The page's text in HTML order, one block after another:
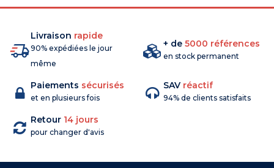
Livraison rapide
90% expédiées le jour
même
+ de 5000 références
en stock permanent
Paiements sécurisés
et en plusieurs fois
SAV réactif
94% de clients satisfaits
Retour 14 jours
pour changer d'avis